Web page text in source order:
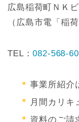
広島稲荷町ＮＫ
（広島市電「稲
TEL：082-568-
事業所紹介
月間カリキ
資料のご請